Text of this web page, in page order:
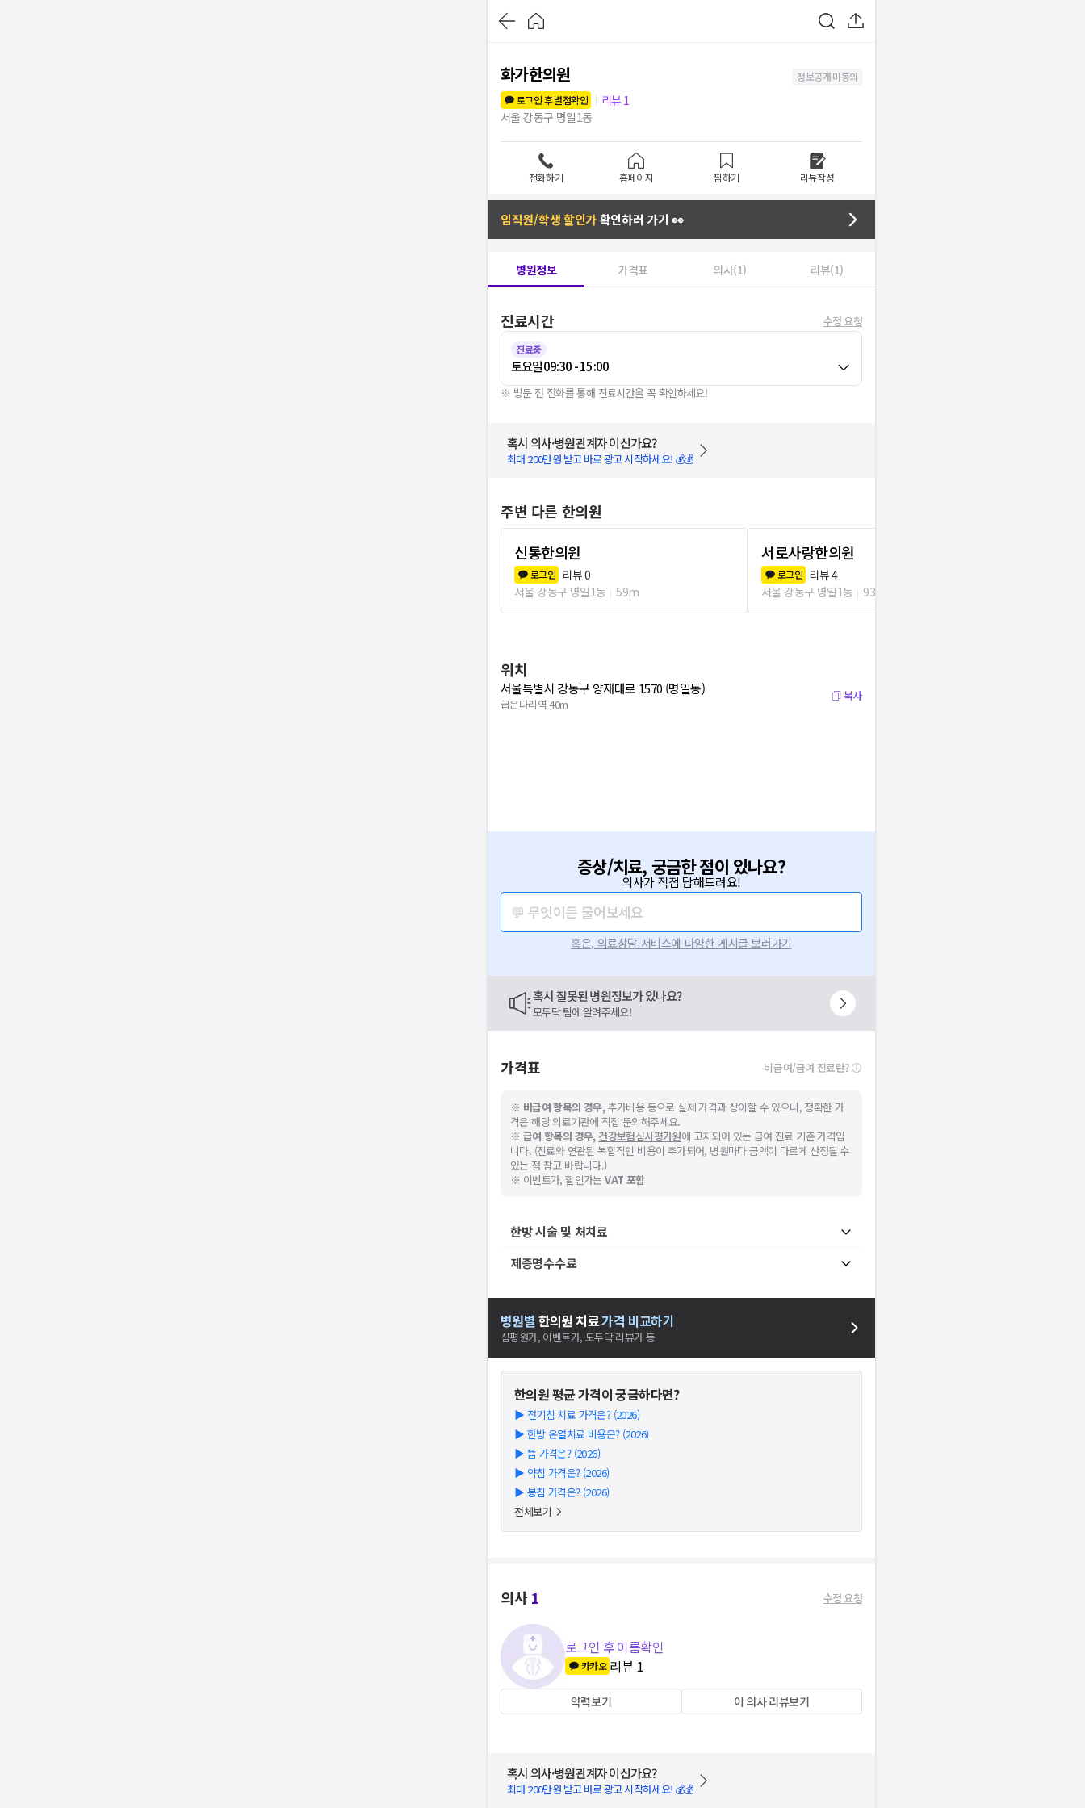
화가한의원
정보공개 미동의
로그인 후 별점확인
리뷰 1
서울 강동구 명일1동
전화하기 홈페이지 찜하기 리뷰작성
임직원/학생 할인가확인하러 가기 👀
병원정보 가격표 의사(1) 리뷰(1)
진료시간 수정 요청
진료중
토요일09:30 - 15:00
※ 방문 전 전화를 통해 진료시간을 꼭 확인하세요!
혹시 의사·병원관계자 이신가요?
최대 200만원 받고 바로 광고 시작하세요! 💰💰
주변 다른 한의원
신통한의원
로그인 리뷰0
서울 강동구 명일1동
59m
서로사랑한의원
로그인 리뷰4
서울 강동구 명일1동
93m
위치
서울특별시 강동구 양재대로 1570 (명일동)
굽은다리역 40m
복사
증상/치료, 궁금한 점이 있나요?
의사가 직접 답해드려요!
💬 무엇이든 물어보세요
혹은, 의료상담 서비스에 다양한 게시글 보러가기
혹시 잘못된 병원정보가 있나요?
모두닥 팀에 알려주세요!
가격표 비급여/급여 진료란?
※ 비급여 항목의 경우,추가비용 등으로 실제 가격과 상이할 수 있으니, 정확한 가
격은 해당 의료기관에 직접 문의해주세요.
※ 급여 항목의 경우, 건강보험심사평가원에 고지되어 있는 급여 진료 기준 가격입
니다. (진료와 연관된 복합적인 비용이 추가되어, 병원마다 금액이 다르게 산정될 수
있는 점 참고 바랍니다.)
※ 이벤트가, 할인가는VAT 포함
한방 시술 및 처치료
제증명수수료
병원별 한의원치료가격 비교하기
심평원가, 이벤트가, 모두닥 리뷰가 등
한의원평균 가격이 궁금하다면?
▶ 전기침 치료 가격은? (2026)
▶ 한방 온열치료 비용은? (2026)
▶ 뜸 가격은? (2026)
▶ 약침 가격은? (2026)
▶ 봉침 가격은? (2026)
전체보기
의사1 수정 요청
로그인 후 이름확인
카카오 리뷰 1
약력보기 이 의사 리뷰보기
혹시 의사·병원관계자 이신가요?
최대 200만원 받고 바로 광고 시작하세요! 💰💰